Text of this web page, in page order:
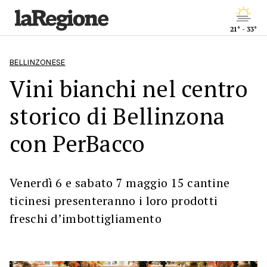
21° - 33°
BELLINZONESE
Vini bianchi nel centro
storico di Bellinzona
con PerBacco
Venerdì 6 e sabato 7 maggio 15 cantine
ticinesi presenteranno i loro prodotti
freschi d’imbottigliamento